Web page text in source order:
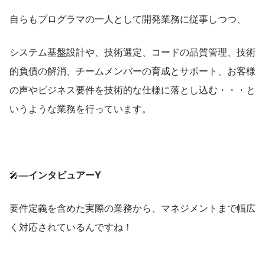
自らもプログラマの一人として開発業務に従事しつつ、
システム基盤設計や、技術選定、コードの品質管理、技術
的負債の解消、チームメンバーの育成とサポート、お客様
の声やビジネス要件を技術的な仕様に落とし込む・・・と
いうような業務を行っています。
🎤―インタビュアーY
要件定義を含めた実際の業務から、マネジメントまで幅広
く対応されているんですね！